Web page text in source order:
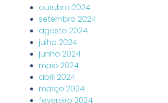
outubro 2024
setembro 2024
agosto 2024
julho 2024
junho 2024
maio 2024
abril 2024
março 2024
fevereiro 2024